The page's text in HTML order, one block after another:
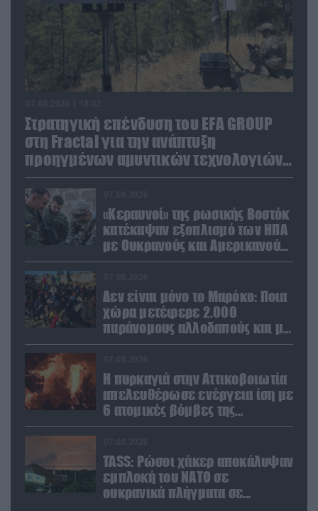
Στρατηγική επένδυση του EFA GROUP
στη Fractal για την ανάπτυξη
προηγμένων αμυντικών τεχνολογιών
σε Ελλάδα και Κύπρο
«Κεραυνοί» της ρωσικής Βοστόκ
κατέκαψαν εξοπλισμό των ΗΠΑ
με Ουκρανούς και Αμερικανούς
μισθοφόρους – Δείτε βίντεο
Δεν είναι μόνο το Μαρόκο: Ποια
χώρα μετέφερε 2.000
παράνομους αλλοδαπούς και με
ναρκωτικά στην Ισπανία
Η πυρκαγιά στην Αττικοβοιωτία
απελευθέρωσε ενέργεια ίση με
6 ατομικές βόμβες της
Χιροσίμα!
TASS: Ρώσοι χάκερ αποκάλυψαν
εμπλοκή του ΝΑΤΟ σε
ουκρανικά πλήγματα σε